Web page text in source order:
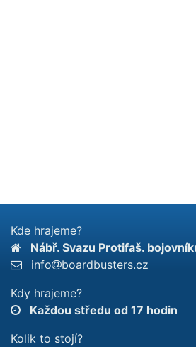
Kde hrajeme?
Nábř. Svazu Protifaš.
info
boardbusters.cz
Kdy hrajeme?
Každou středu od 17 hodin
Kolik to stojí?